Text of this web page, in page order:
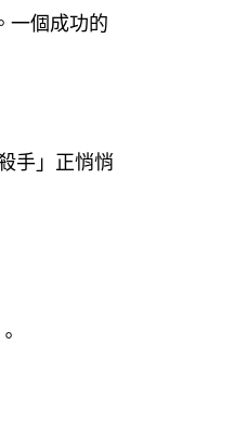
一個成功的
手」正悄悄